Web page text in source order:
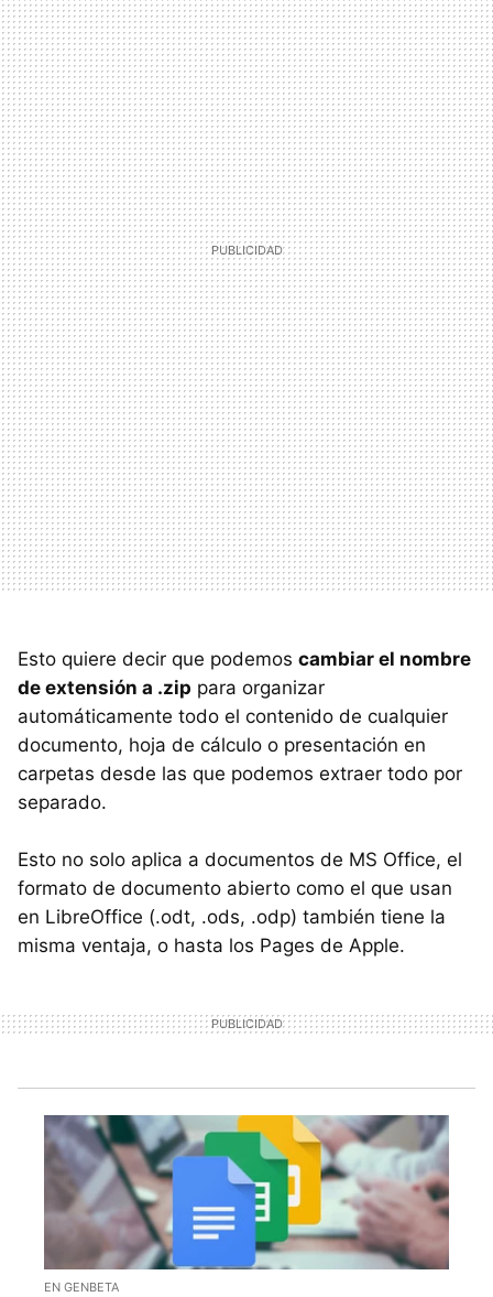
Esto quiere decir que podemos cambiar el nombre
de extensión a .zip para organizar
automáticamente todo el contenido de cualquier
documento, hoja de cálculo o presentación en
carpetas desde las que podemos extraer todo por
separado.
Esto no solo aplica a documentos de MS Office, el
formato de documento abierto como el que usan
en LibreOffice (.odt, .ods, .odp) también tiene la
misma ventaja, o hasta los Pages de Apple.
EN GENBETA